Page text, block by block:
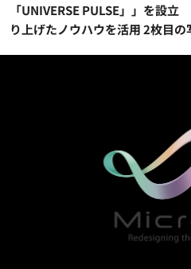
「UNIVERSE PULSE」」を設
り上げたノウハウを活用 2枚目の